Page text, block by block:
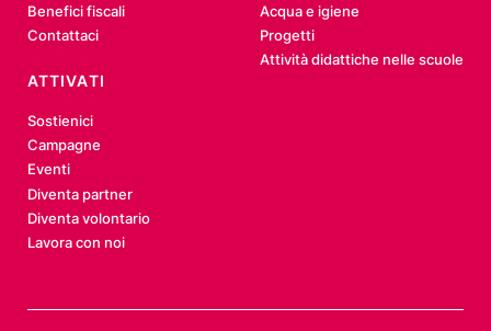
Benefici fiscali
Contattaci
Acqua e igiene
Progetti
Attività didattiche nelle scuole
ATTIVATI
Sostienici
Campagne
Eventi
Diventa partner
Diventa volontario
Lavora con noi